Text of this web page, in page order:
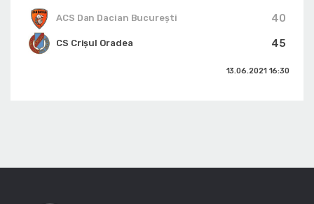
ACS Dan Dacian București
40
45
CS Crișul Oradea
13.06.2021 16:30